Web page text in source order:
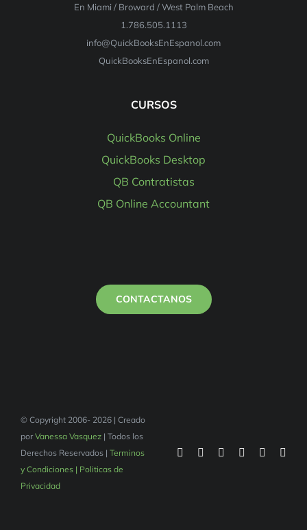
En Miami / Broward / West Palm Beach
1.786.505.1113
info@QuickBooksEnEspanol.com
QuickBooksEnEspanol.com
CURSOS
QuickBooks Online
QuickBooks Desktop
QB Contratistas
QB Online Accountant
CONTACTANOS
© Copyright 2006- 2026 | Creado
porVanessa Vasquez| Todos los
Derechos Reservados | Terminos
y Condiciones | Politicas de
Privacidad